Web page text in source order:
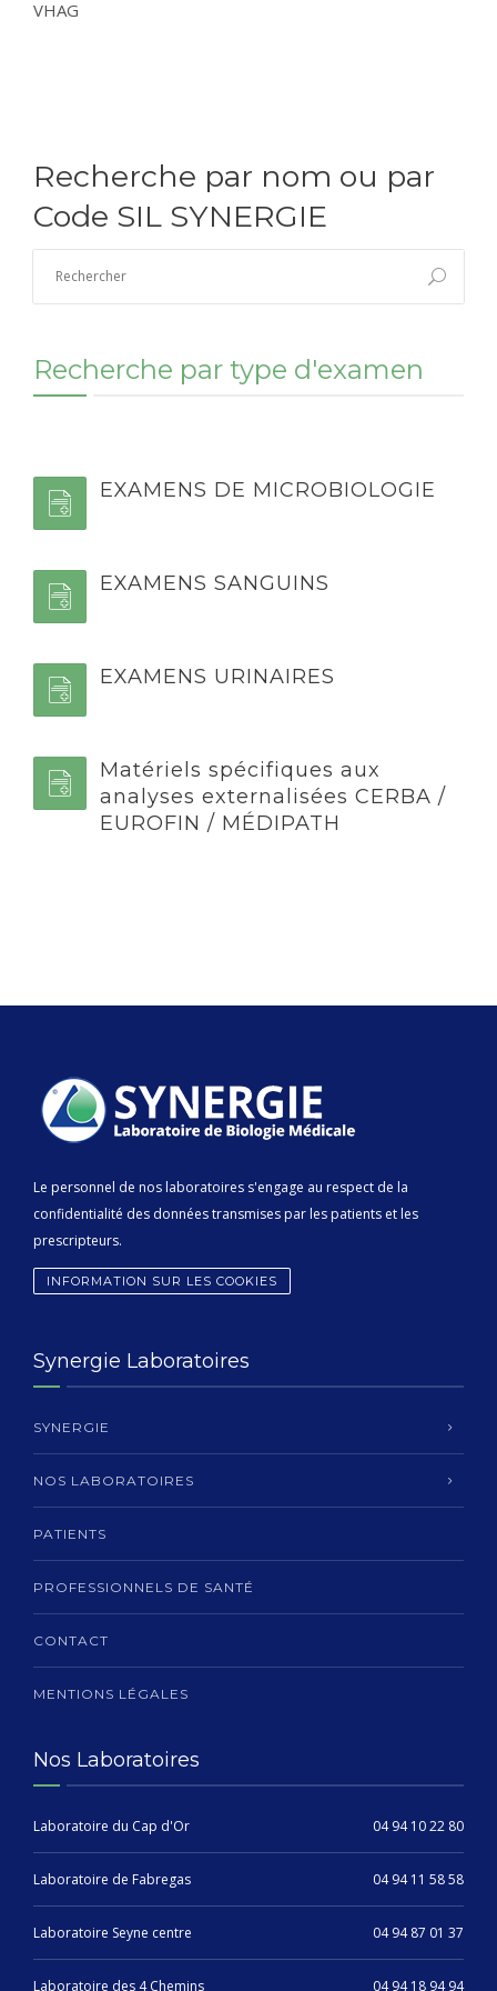
VHAG
Recherche par nom ou par
Code SIL SYNERGIE
Recherche par type d'examen
EXAMENS DE MICROBIOLOGIE
EXAMENS SANGUINS
EXAMENS URINAIRES
Matériels spécifiques aux
analyses externalisées CERBA /
EUROFIN / MÉDIPATH
Le personnel de nos laboratoires s'engage au respect de la
confidentialité des données transmises par les patients et les
prescripteurs.
INFORMATION SUR LES COOKIES
Synergie Laboratoires
SYNERGIE
NOS LABORATOIRES
PATIENTS
PROFESSIONNELS DE SANTÉ
CONTACT
MENTIONS LÉGALES
Nos Laboratoires
Laboratoire du Cap d'Or 04 94 10 22 80
Laboratoire de Fabregas 04 94 11 58 58
Laboratoire Seyne centre 04 94 87 01 37
Laboratoire des 4 Chemins 04 94 18 94 94